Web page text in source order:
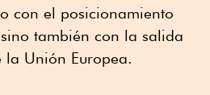
con el posicionamiento
también con la salida
la Unión Europea.